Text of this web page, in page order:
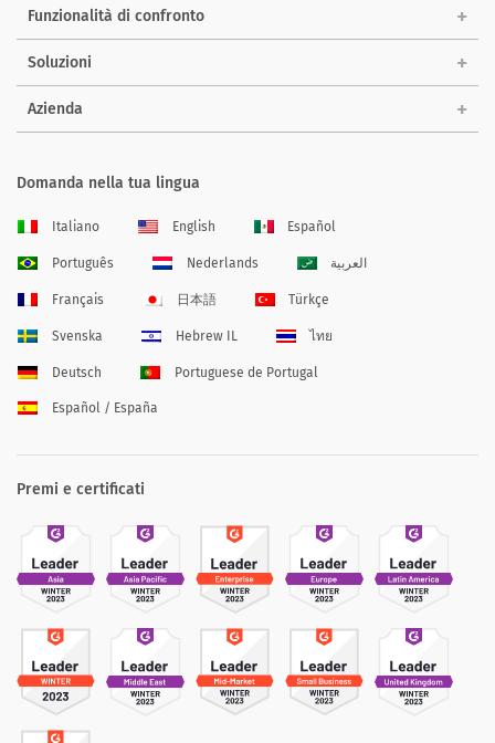
Funzionalità di confronto
Soluzioni
Azienda
Domanda nella tua lingua
Italiano English Español
Português Nederlands العربية
Français 日本語 Türkçe
Svenska Hebrew IL ไทย
Deutsch Portuguese de Portugal
Español / España
Premi e certificati